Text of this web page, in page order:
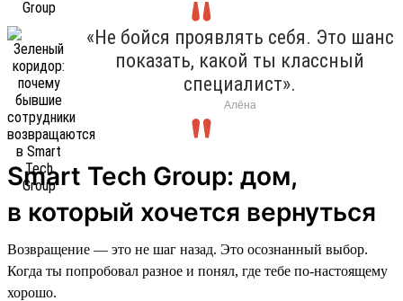
«Не бойся проявлять себя. Это шанс
показать, какой ты классный
специалист».
Алёна
Smart Tech Group: дом,
в который хочется вернуться
Возвращение — это не шаг назад. Это осознанный выбор.
Когда ты попробовал разное и понял, где тебе по-настоящему
хорошо.